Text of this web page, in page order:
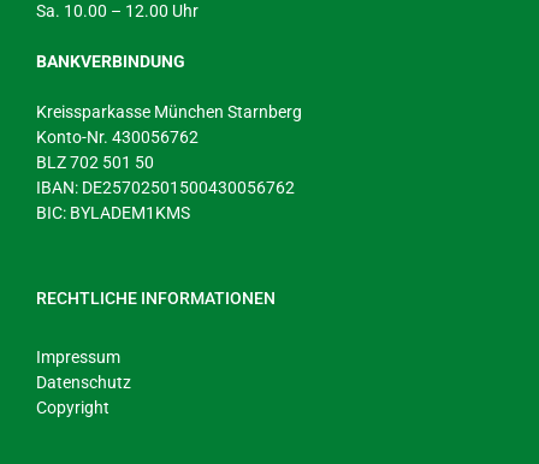
Sa. 10.00 – 12.00 Uhr
BANKVERBINDUNG
Kreissparkasse München Starnberg
Konto-Nr. 430056762
BLZ 702 501 50
IBAN: DE25702501500430056762
BIC: BYLADEM1KMS
RECHTLICHE INFORMATIONEN
Impressum
Datenschutz
Copyright